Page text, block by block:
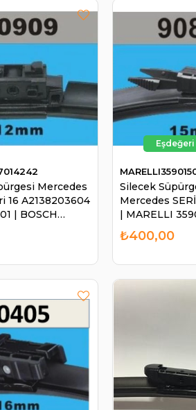
Mercedes
16 A2138203604
| BOSCH
Silecek
Mercedes
| MARELLI
₺400,00